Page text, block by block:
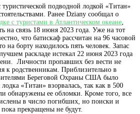
туристической подводной лодкой «Титан»
Ранее Dziany сообщал о
с туристами в Атлантическом океане,
на связь 18 июня 2023 года. Уже на тот
что батискаф рассчитан на 96 часовой
борту находилось пять человек. Запас
раскладе истекал 22 июня 2023 года
Личности пропавших без вести не
к родственникам. Приблизительно в
Береговой Охраны США было
«Титан» взорвалась, так как в 500
обнаружены ее обломки. Кроме того, все
в число погибших, но поиски и
прекращены не будут.